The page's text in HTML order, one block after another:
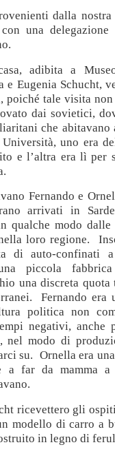
dalla
una
adibita a
Eugenia Schucht,
poiché tale visita
dai sovietici,
che abitavano
uno era
e l’altra era lì per
Fernando e
arrivati in
qualche modo dalle
loro regione.
di auto-confinati
una piccola
una discreta
Fernando era
politica non
negativi, anche
nel modo di
su. Ornella era
a far da mamma
ricevettero gli
modello di carro a
in legno di